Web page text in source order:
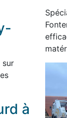
sur
à